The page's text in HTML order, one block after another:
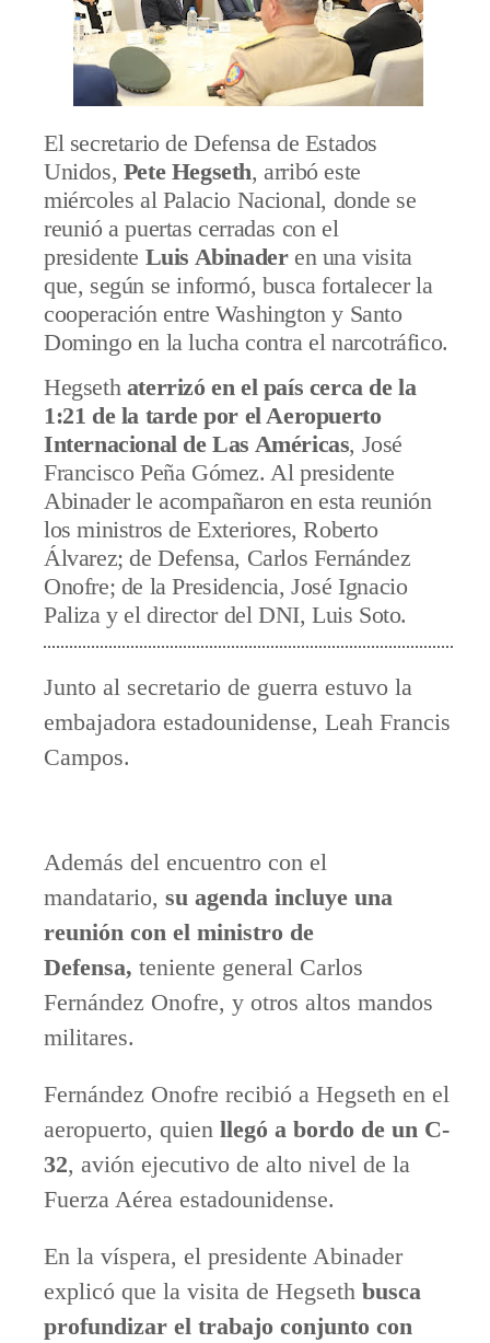
El secretario de Defensa de Estados
Unidos, Pete Hegseth, arribó este
miércoles al Palacio Nacional, donde se
reunió a puertas cerradas con el
presidente Luis Abinaderen una visita
que, según se informó, busca fortalecer la
cooperación entre Washington y Santo
Domingo en la lucha contra el narcotráfico.
Hegsethaterrizó en el país cerca de la
1:21 de la tarde por el Aeropuerto
Internacional de Las Américas, José
Francisco Peña Gómez. Al presidente
Abinader le acompañaron en esta reunión
los ministros de Exteriores, Roberto
Álvarez; de Defensa, Carlos Fernández
Onofre; de la Presidencia, José Ignacio
Paliza y el director del DNI, Luis Soto.
Junto al secretario de guerra estuvo la
embajadora estadounidense, Leah Francis
Campos.
Además del encuentro con el
mandatario, su agenda incluye una
reunión con el ministro de
Defensa, teniente general Carlos
Fernández Onofre, y otros altos mandos
militares.
Fernández Onofre recibió a Hegseth en el
aeropuerto, quien llegó a bordo de un C-
32, avión ejecutivo de alto nivel de la
Fuerza Aérea estadounidense.
En la víspera, el presidente Abinader
explicó que la visita de Hegseth busca
profundizar el trabajo conjunto con